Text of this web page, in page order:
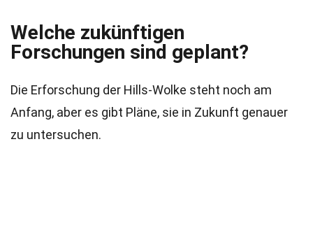
Welche zukünftigen
Forschungen sind geplant?
Die Erforschung der Hills-Wolke steht noch am
Anfang, aber es gibt Pläne, sie in Zukunft genauer
zu untersuchen.